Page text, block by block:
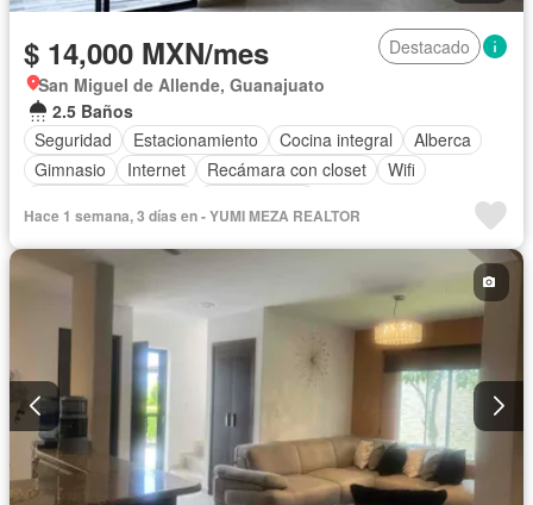
$ 14,000 MXN/mes
Destacado
San Miguel de Allende, Guanajuato
2.5 Baños
Seguridad
Estacionamiento Cocina integral
Alberca
Gimnasio
Internet Recámara con closet
Wifi
Hace 1 semana, 3 días en - YUMI MEZA REALTOR